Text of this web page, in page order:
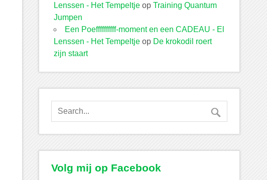
Lenssen - Het Tempeltje opTraining Quantum
Jumpen
Een Poeffffffffff-moment en een CADEAU - El
Lenssen - Het Tempeltje op De krokodil roert
zijn staart
Volg mij op Facebook